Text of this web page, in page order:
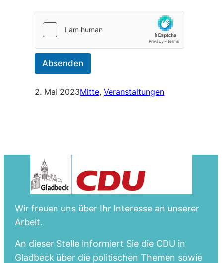
Absenden
2. Mai 2023Mitte, Veranstaltungen
Wir freuen uns über Ihr Interesse an unserer
Arbeit.
An dieser Stelle informiert Sie die CDU in
Gladbeck über die politischen Themen sowie